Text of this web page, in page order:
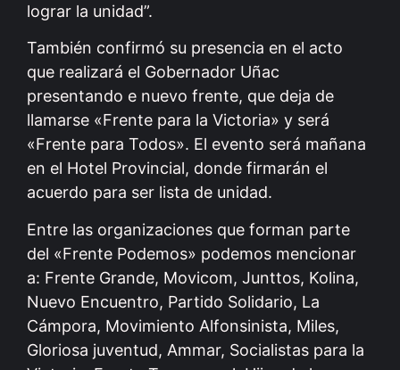
lograr la unidad”.
También confirmó su presencia en el acto
que realizará el Gobernador Uñac
presentando e nuevo frente, que deja de
llamarse «Frente para la Victoria» y será
«Frente para Todos». El evento será mañana
en el Hotel Provincial, donde firmarán el
acuerdo para ser lista de unidad.
Entre las organizaciones que forman parte
del «Frente Podemos» podemos mencionar
a: Frente Grande, Movicom, Junttos, Kolina,
Nuevo Encuentro, Partido Solidario, La
Cámpora, Movimiento Alfonsinista, Miles,
Gloriosa juventud, Ammar, Socialistas para la